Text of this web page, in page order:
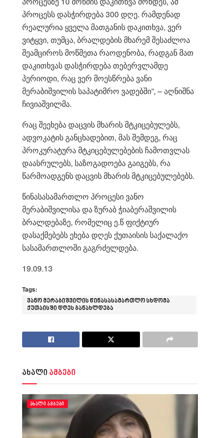
პროცესს დასჭირდება 300 დღე. რამდენად
რეალურია ყველა მათგანის დაკითხვა, ვერ
ვიტყვი, თუმცა, ბრალდების მხარემ შესაძლოა
შეამციროს მოწმეთა რაოდენობა, რადგან მათ
დაკითხვას დასჭირდება თებერვლამდე
პერიოდი, რაც ვერ მოესწრება ვანი
მერაბიშვილის საპატიმრო ვადებში”, – აღნიშნა
ჩივიაშვილმა.
რაც შეეხება დაცვის მხარის მტკიცებულებს,
ადვოკატის განცხადებით, მას შემდეგ, რაც
პროკურატურა მტკიცებულებების ჩამოთვლას
დაასრულებს, საზოგადოება გაიგებს, რა
წარმოადგენს დაცვის მხარის მტკიცებულებებს.
წინასასამართლო პროცესი ვანო
მერაბიშვილისა და ზურაბ ჭიაბერაშვილის
ბრალდებაზე, რომელიც ე.წ ფიქტიურ
დასაქმებებს ეხება დღეს ქუთაისის საქალაქო
სასამართლოში გაგრძელდება.
19.09.13
Tags:
ვანო მერაბიშვილის წინასასამართლო სხდომა
ქუთაისში დღეს განახლდება
ახალი ამბები
ᲐᲮᲐᲚᲘ ᲐᲛᲑᲔᲑᲘ